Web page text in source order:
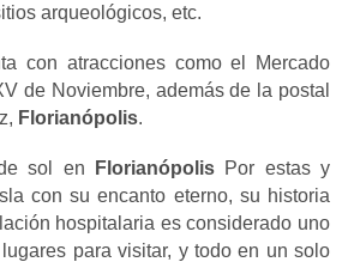
arqueológicos, etc.
con atracciones como el Mercado
de Noviembre, además de la postal
Florianópolis.
sol en Florianópolis Por estas y
con su encanto eterno, su historia
hospitalaria es considerado uno
para visitar, y todo en un solo